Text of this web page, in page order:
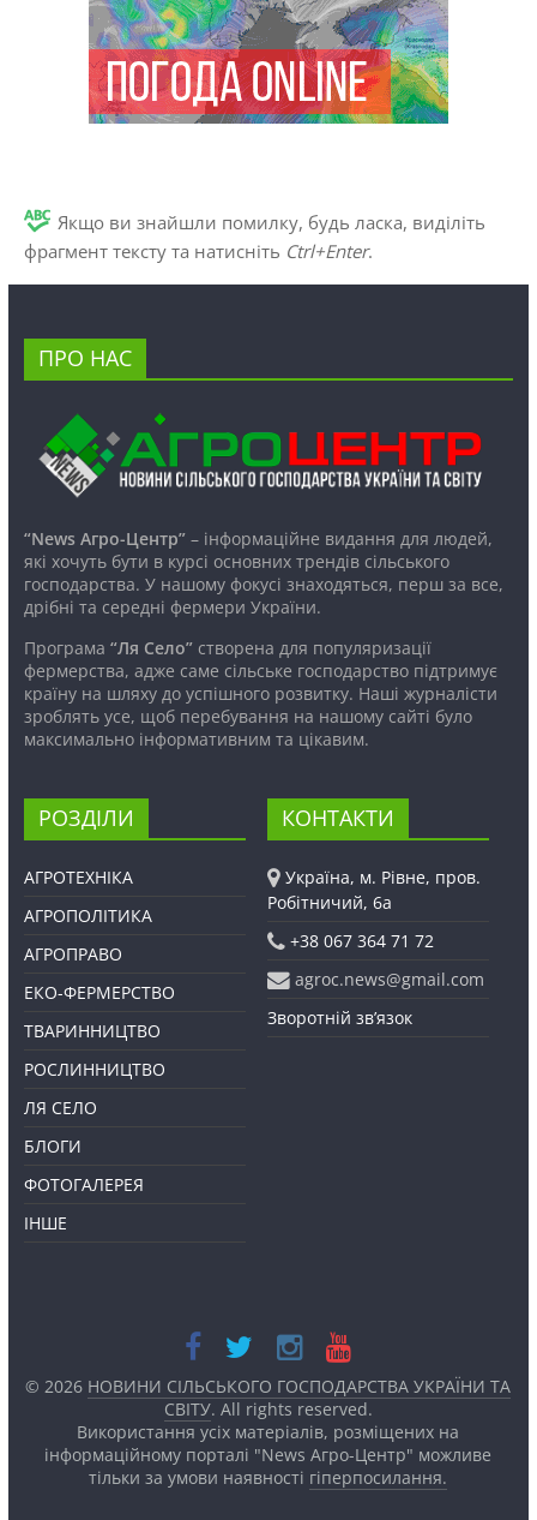
Якщо ви знайшли помилку, будь ласка, виділіть
фрагмент тексту та натисніть Ctrl+Enter.
ПРО НАС
“News Агро-Центр”– інформаційне видання для людей,
які хочуть бути в курсі основних трендів сільського
господарства. У нашому фокусі знаходяться, перш за все,
дрібні та середні фермери України.
Програма “Ля Село”створена для популяризації
фермерства, адже саме сільське господарство підтримує
країну на шляху до успішного розвитку. Наші журналісти
зроблять усе, щоб перебування на нашому сайті було
максимально інформативним та цікавим.
РОЗДІЛИ
АГРОТЕХНІКА
АГРОПОЛІТИКА
АГРОПРАВО
ЕКО-ФЕРМЕРСТВО
ТВАРИННИЦТВО
РОСЛИННИЦТВО
ЛЯ СЕЛО
БЛОГИ
ФОТОГАЛЕРЕЯ
ІНШЕ
КОНТАКТИ
Україна, м. Рівне, пров.
Робітничий, 6а
+38 067 364 71 72
agroc.news@gmail.com
Зворотній зв’язок
© 2026 НОВИНИ СІЛЬСЬКОГО ГОСПОДАРСТВА УКРАЇНИ ТА
СВІТУ. All rights reserved.
Використання усіх матеріалів, розміщених на
інформаційному порталі "News Агро-Центр" можливе
тільки за умови наявності гіперпосилання.